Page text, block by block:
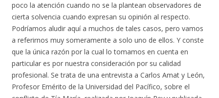
poco la atención cuando no se la plantean observadores de
cierta solvencia cuando expresan su opinión al respecto.
Podríamos aludir aquí a muchos de tales casos, pero vamos
a referirnos muy someramente a solo uno de ellos. Y conste
que la única razón por la cual lo tomamos en cuenta en
particular es por nuestra consideración por su calidad
profesional. Se trata de una entrevista a Carlos Amat y León,
Profesor Emérito de la Universidad del Pacífico, sobre el